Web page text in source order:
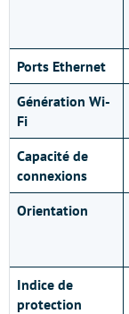
Ports Ethernet
Génération Wi-
Fi
Capacité de
connexions
Orientation
Indice de
protection